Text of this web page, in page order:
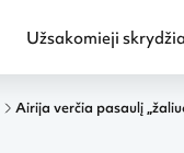
Užsakomieji
Airija verčia pasaulį